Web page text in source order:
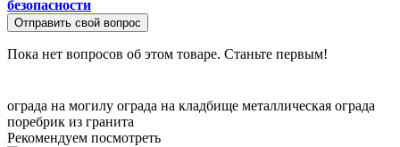
безопасности
Отправить свой вопрос
Пока нет вопросов об этом товаре. Станьте первым!
ограда на могилу ограда на кладбище металлическая ограда
поребрик из гранита
Рекомендуем посмотреть